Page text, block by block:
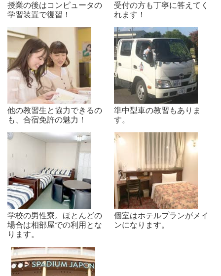
授業の後はコンピュータの
学習装置で復習！
受付の方も丁寧に答えてく
れます！
他の教習生と協力できるの
も、合宿免許の魅力！
準中型車の教習もありま
す。
学校の男性寮。ほとんどの
場合は相部屋での利用とな
ります。
個室はホテルプランがメイ
ンになります。